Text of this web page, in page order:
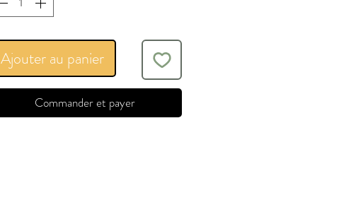
Ajouter au panier
Commander et payer